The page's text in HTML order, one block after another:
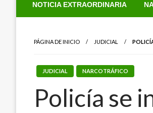
NOTICIA EXTRAORDINARIA
PÁGINA DE INICIO JUDICIAL
JUDICIAL NARCOTRÁFICO
Policía se